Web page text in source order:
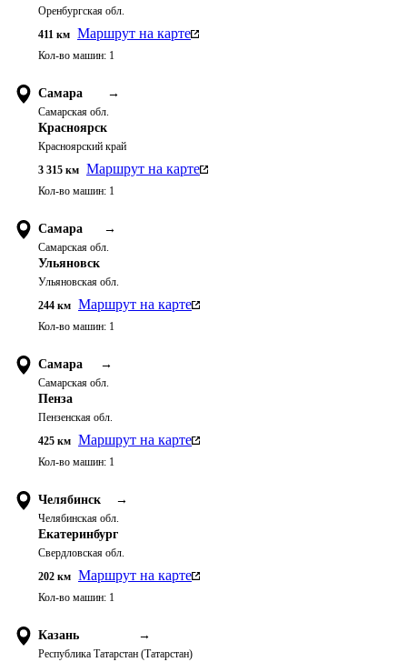
Оренбургская обл.
411 км Маршрут на карте
Кол-во машин: 1
Самара →
Самарская обл.
Красноярск
Красноярский край
3 315 км Маршрут на карте
Кол-во машин: 1
Самара →
Самарская обл.
Ульяновск
Ульяновская обл.
244 км Маршрут на карте
Кол-во машин: 1
Самара →
Самарская обл.
Пенза
Пензенская обл.
425 км Маршрут на карте
Кол-во машин: 1
Челябинск →
Челябинская обл.
Екатеринбург
Свердловская обл.
202 км Маршрут на карте
Кол-во машин: 1
Казань →
Республика Татарстан (Татарстан)